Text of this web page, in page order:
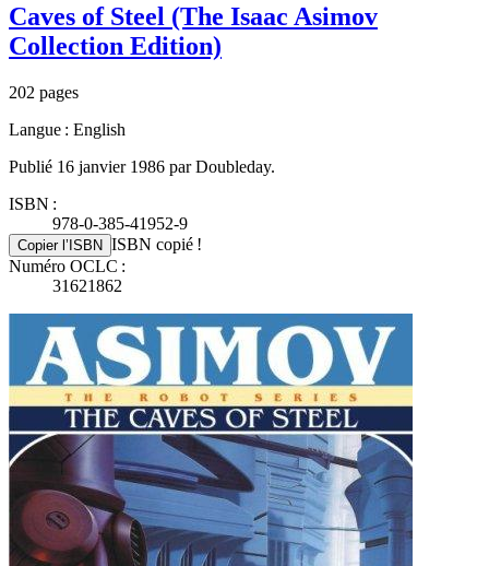
Caves of Steel (The Isaac Asimov
Collection Edition)
202 pages
Langue : English
Publié 16 janvier 1986 par Doubleday.
ISBN :
978-0-385-41952-9
Copier l’ISBN ISBN copié !
Numéro OCLC :
31621862